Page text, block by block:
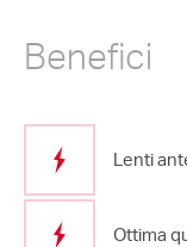
Benefici
Lenti
Ottima